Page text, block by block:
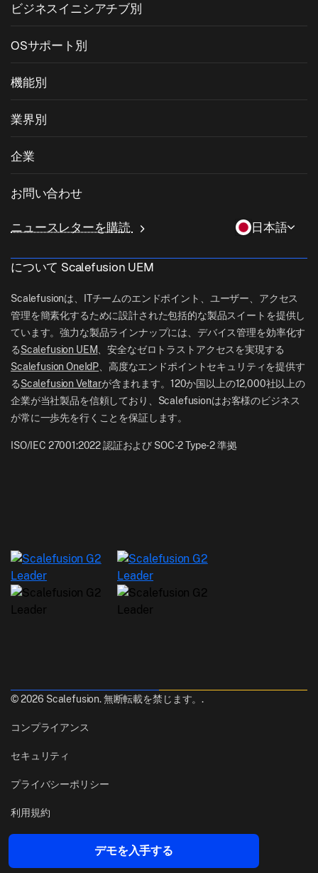
ビジネスイニシアチブ別
キオスクソフトウェア
私物デバイスの持ち込み (BYOD)
OSサポート別
iOS管理
Linux管理
機能別
条件付きアクセス
遠隔操作
業界別
小売
ロジスティクス
企業
ヘルプドキュメント
ブログ
ニュースルーム
Careers
お問い合わせ
sales[at]scalefusion.com
UK: +44-7520-641664
NZ: +64-9-888-4315
India: +91-63694-45500
ニュースレターを購読 日本語
について Scalefusion UEM
Scalefusionは、ITチームのエンドポイント、ユーザー、アクセス
管理を簡素化するために設計された包括的な製品スイートを提供し
ています。強力な製品ラインナップには、デバイス管理を効率化す
るScalefusion UEM 、安全なゼロトラストアクセスを実現する
Scalefusion OneIdP 、高度なエンドポイントセキュリティを提供す
るScalefusion Veltarが含まれます。120か国以上の12,000社以上の
企業が当社製品を信頼しており、Scalefusionはお客様のビジネス
が常に一歩先を行くことを保証します。
ISO/IEC 27001:2022 認証および SOC-2 Type-2 準拠
© 2026 Scalefusion. 無断転載を禁じます。.
コンプライアンス
セキュリティ
プライバシーポリシー
利用規約
デモを入手する